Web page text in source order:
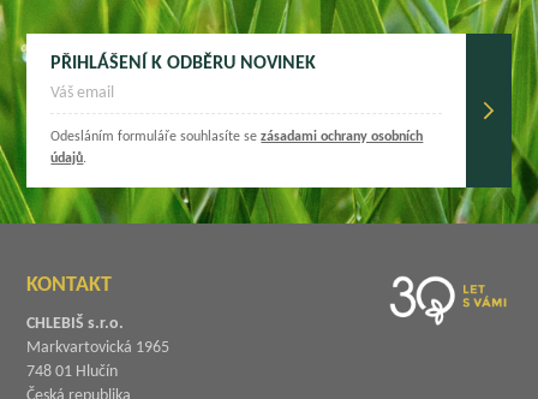
PŘIHLÁŠENÍ K ODBĚRU NOVINEK
Odesláním formuláře souhlasíte sezásadami ochrany osobních
údajů.
KONTAKT
CHLEBIŠ s.r.o.
Markvartovická 1965
748 01 Hlučín